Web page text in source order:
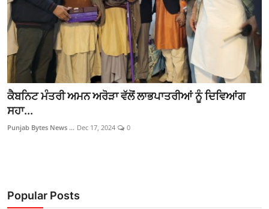
ਕੈਬਨਿਟ ਮੰਤਰੀ ਅਮਨ ਅਰੋੜਾ ਵੱਲੋਂ ਲਾਭਪਾਤਰੀਆਂ ਨੂੰ ਦਿਵਿਆਂਗ
ਸਹਾ...
Punjab Bytes News ... Dec 17, 2024 0
Popular Posts